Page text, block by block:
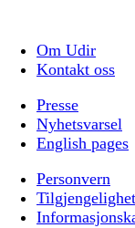
Om Udir
Kontakt oss
Presse
Nyhetsvarsel
English pages
Personvern